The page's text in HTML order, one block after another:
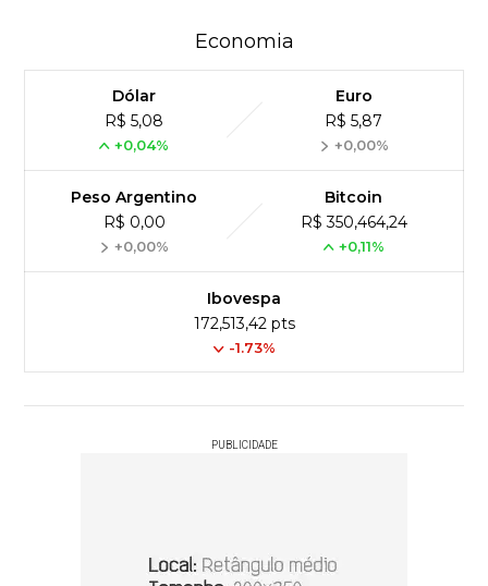
Economia
Dólar
R$ 5,08
+0,04%
Euro
R$ 5,87
+0,00%
Peso Argentino
R$ 0,00
+0,00%
Bitcoin
R$ 350,464,24
+0,11%
Ibovespa
172,513,42 pts
-1.73%
PUBLICIDADE